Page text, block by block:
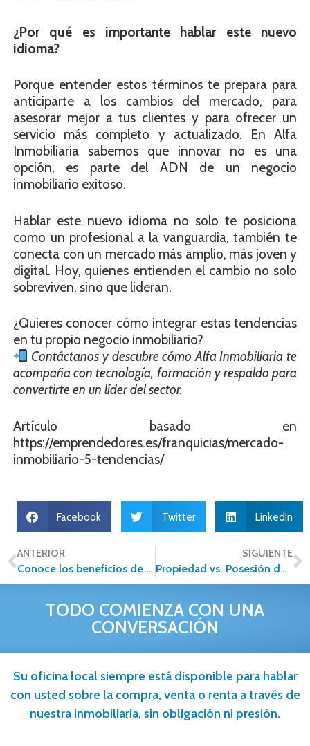
¿Por qué es importante hablar este nuevo
idioma?
Porque entender estos términos te prepara para
anticiparte a los cambios del mercado, para
asesorar mejor a tus clientes y para ofrecer un
servicio más completo y actualizado. En Alfa
Inmobiliaria sabemos que innovar no es una
opción, es parte del ADN de un negocio
inmobiliario exitoso.
Hablar este nuevo idioma no solo te posiciona
como un profesional a la vanguardia, también te
conecta con un mercado más amplio, más joven y
digital. Hoy, quienes entienden el cambio no solo
sobreviven, sino que lideran.
¿Quieres conocer cómo integrar estas tendencias
en tu propio negocio inmobiliario?
Contáctanos y descubre cómo Alfa Inmobiliaria te
acompaña con tecnología, formación y respaldo para
convertirte en un líder del sector.
Artículo basado en
https://emprendedores.es/franquicias/mercado-
inmobiliario-5-tendencias/
Facebook Twitter LinkedIn
ANTERIOR
Conoce los beneficios de vivir en Querétaro
SIGUIENTE
Propiedad vs. Posesión de un Inmueble en México: Lo que Debes Saber
TODO COMIENZA CON UNA
CONVERSACIÓN
Su oficina local siempre está disponible para hablar
con usted sobre la compra, venta o renta a través de
nuestra inmobiliaria, sin obligación ni presión.